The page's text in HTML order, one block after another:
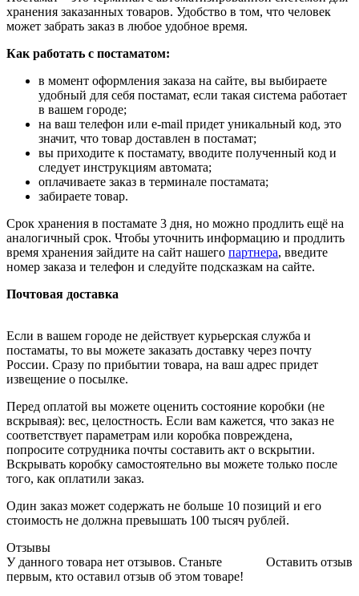
хранения заказанных товаров. Удобство в том, что человек
может забрать заказ в любое удобное время.
Как работать с постаматом:
в момент оформления заказа на сайте, вы выбираете
удобный для себя постамат, если такая система работает
в вашем городе;
на ваш телефон или e-mail придет уникальный код, это
значит, что товар доставлен в постамат;
вы приходите к постамату, вводите полученный код и
следует инструкциям автомата;
оплачиваете заказ в терминале постамата;
забираете товар.
Срок хранения в постамате 3 дня, но можно продлить ещё на
аналогичный срок. Чтобы уточнить информацию и продлить
время хранения зайдите на сайт нашего партнера, введите
номер заказа и телефон и следуйте подсказкам на сайте.
Почтовая доставка
Если в вашем городе не действует курьерская служба и
постаматы, то вы можете заказать доставку через почту
России. Сразу по прибытии товара, на ваш адрес придет
извещение о посылке.
Перед оплатой вы можете оценить состояние коробки (не
вскрывая): вес, целостность. Если вам кажется, что заказ не
соответствует параметрам или коробка повреждена,
попросите сотрудника почты составить акт о вскрытии.
Вскрывать коробку самостоятельно вы можете только после
того, как оплатили заказ.
Один заказ может содержать не больше 10 позиций и его
стоимость не должна превышать 100 тысяч рублей.
Отзывы
Оставить отзыв
У данного товара нет отзывов. Станьте
первым, кто оставил отзыв об этом товаре!